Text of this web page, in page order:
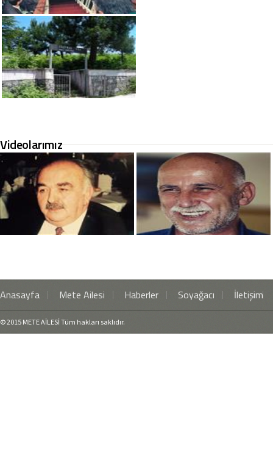
Videolarımız
Anasayfa Mete Ailesi Haberler Soyağacı İletişim
© 2015 METE AİLESİ Tüm hakları saklıdır.